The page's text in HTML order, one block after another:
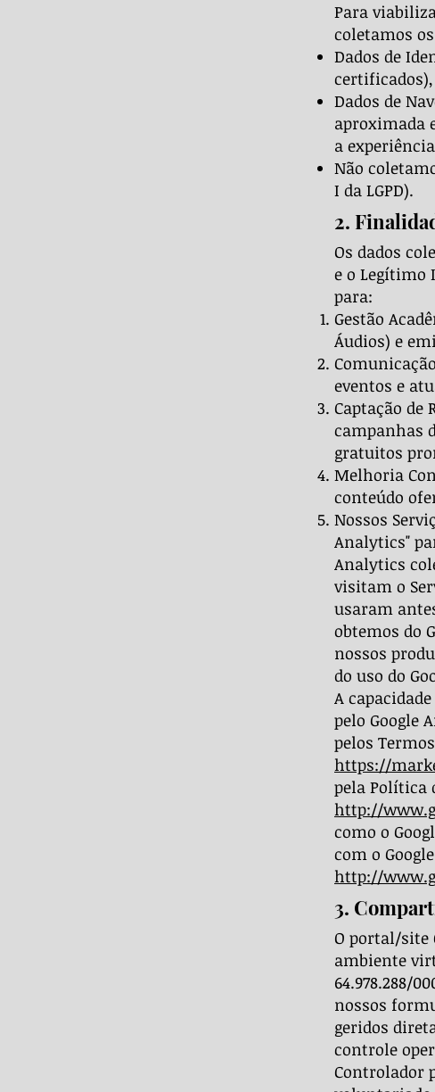
Para
coletamos
Dados de
Dados de
aproximada
a
Não
I da LGPD).
2.
Os dados
e o Legítimo
para:
Gestão
Áudios) e
eventos e
Captação de
campanhas
gratuitos
Melhoria
conteúdo
Nossos
Analytics"
Analytics
visitam o
usaram
obtemos do
nossos
do uso do
A
pelo Google
pelos
https://
pela Política
http://
como o
com o
http://
3.
O portal/site
ambiente
64.978.288/
nossos
geridos
controle
Controlador